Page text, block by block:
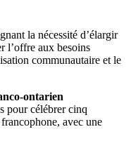
la nécessité d’élargir
l’offre aux besoins
communautaire et le
ontarien
pour célébrer cinq
avec une